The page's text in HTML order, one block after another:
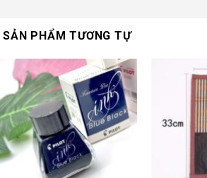
SẢN PHẨM TƯƠNG TỰ